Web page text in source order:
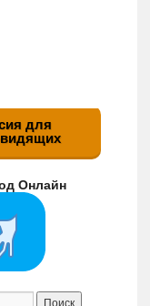
для
Онлайн